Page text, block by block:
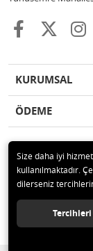
KURUMSAL
ÖDEME
© 2020 GKN
Size daha iyi
kullanılmaktadır.
dilerseniz